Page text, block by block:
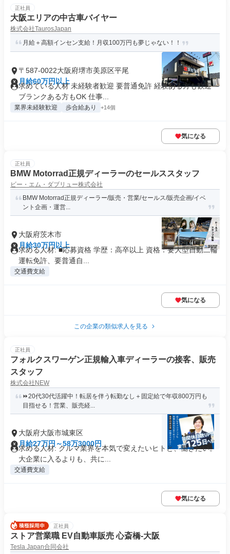
正社員
大阪エリアの中古車バイヤー
株式会社TaurosJapan
月給＋高額インセン支給！月収100万円も夢じゃない！！
〒587-0022大阪府堺市美原区平尾
月給60万円以上
求めている人材 未経験者歓迎 要普通免許 経験ある方も歓迎
ブランクある方もOK 仕事...
業界未経験歓迎 歩合給あり +14個
気になる
正社員
BMW Motorrad正規ディーラーのセールススタッフ
ビー・エム・ダブリュー株式会社
BMW Motorrad正規ディーラー/販売・営業/セールス/販売企画/イベ
ント企画・運営...
大阪府茨木市
月給30万円以上
求める人材: ■応募資格 学歴：高卒以上 資格：要大型自動二輪
運転免許、要普通自...
交通費支給
気になる
この企業の類似求人を見る
正社員
フォルクスワーゲン正規輸入車ディーラーの接客、販売
スタッフ
株式会社NEW
⏩️20代30代活躍中！転居を伴う転勤なし＋固定給で年収800万円も
目指せる！営業、販売経...
大阪府大阪市城東区
月給27万円～58万3000円
求める人材: クルマ業界を本気で変えたいヒトと、働きたい。
大企業に入るよりも、共に...
交通費支給
気になる
正社員
ストア営業職 EV自動車販売 心斎橋-大阪
Tesla Japan合同会社